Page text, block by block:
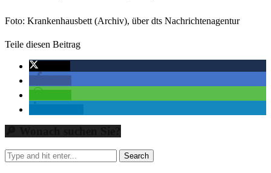
Foto: Krankenhausbett (Archiv), über dts Nachrichtenagentur
Teile diesen Beitrag